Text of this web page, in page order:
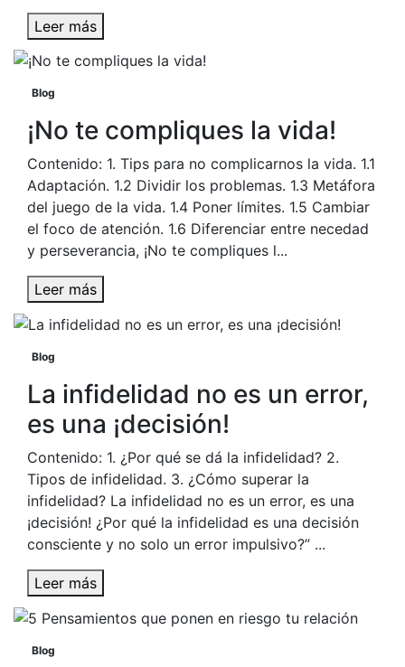
Leer más
Blog
¡No te compliques la vida!
Contenido: 1. Tips para no complicarnos la vida. 1.1
Adaptación. 1.2 Dividir los problemas. 1.3 Metáfora
del juego de la vida. 1.4 Poner límites. 1.5 Cambiar
el foco de atención. 1.6 Diferenciar entre necedad
y perseverancia, ¡No te compliques l...
Leer más
Blog
La infidelidad no es un error,
es una ¡decisión!
Contenido: 1. ¿Por qué se dá la infidelidad? 2.
Tipos de infidelidad. 3. ¿Cómo superar la
infidelidad? La infidelidad no es un error, es una
¡decisión! ¿Por qué la infidelidad es una decisión
consciente y no solo un error impulsivo?” ...
Leer más
Blog